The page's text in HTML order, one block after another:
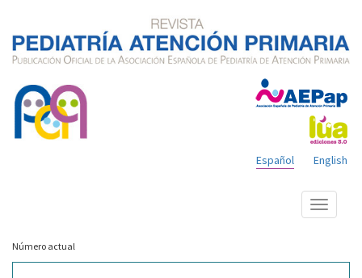
English
Español
Mostrar
menú
Número actual